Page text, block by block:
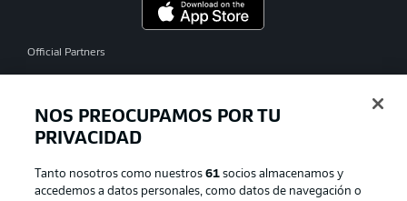
Official Partners
NOS PREOCUPAMOS POR TU
PRIVACIDAD
Tanto nosotros como nuestros61 socios almacenamos y
accedemos a datos personales, como datos de navegación o